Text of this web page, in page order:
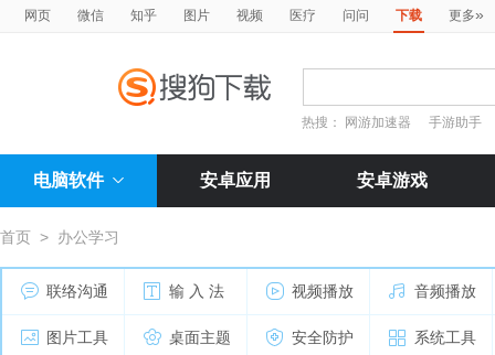
网页 微信 知乎 图片 视频 医疗 问问 下载 更多»
热搜： 网游加速器 手游助手
电脑软件 安卓应用 安卓游戏
首页 > 办公学习
联络沟通 输 入 法 视频播放 音频播放
图片工具 桌面主题 安全防护 系统工具